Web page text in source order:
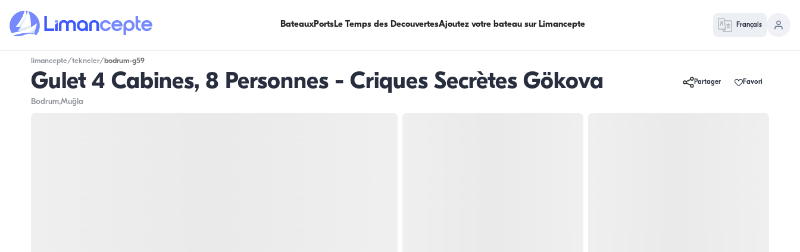
BateauxPortsLe Temps des DecouvertesAjoutez votre bateau sur Limancepte Français
limancepte/tekneler/ bodrum-g59
Gulet 4 Cabines, 8 Personnes - Criques Secrètes Gökova Partager Favori
Bodrum,Muğla